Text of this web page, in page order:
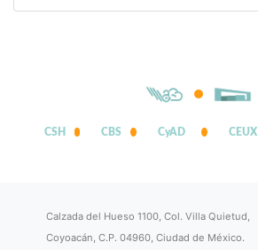
CSH CBS CyAD CEUX
Calzada del Hueso 1100, Col. Villa Quietud,
Coyoacán, C.P. 04960, Ciudad de México.